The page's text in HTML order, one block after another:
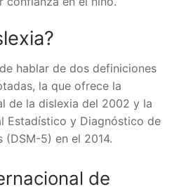
hablar de dos definiciones
la que ofrece la
de la dislexia del 2002 y la
Estadístico y Diagnóstico de
(DSM-5) en el 2014.
de